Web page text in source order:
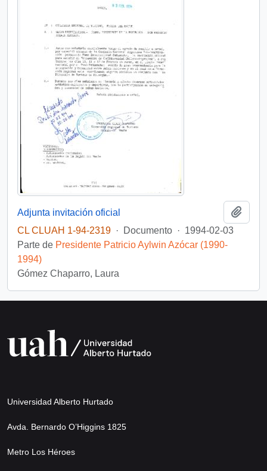
Adjunta invitación oficial
CL CLUAH 1-94-2319 · Documento · 1994-02-03
Parte de Presidente Patricio Aylwin Azócar (1990-
1994)
Gómez Chaparro, Laura
Universidad Alberto Hurtado
Avda. Bernardo O’Higgins 1825
Metro Los Héroes